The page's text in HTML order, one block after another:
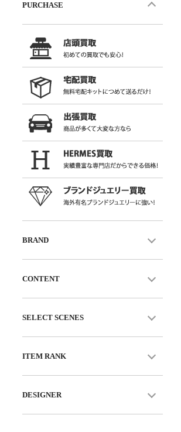
PURCHASE
BRAND
CONTENT
SELECT SCENES
ITEM RANK
DESIGNER